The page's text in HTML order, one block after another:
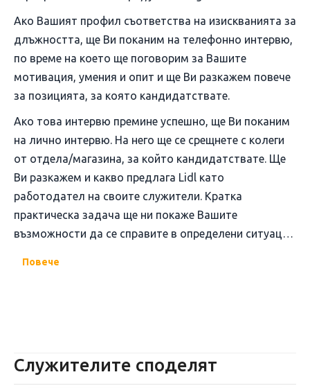
Ако Вашият профил съответства на изискванията за
длъжността, ще Ви поканим на телефонно интервю,
по време на което ще поговорим за Вашите
мотивация, умения и опит и ще Ви разкажем повече
за позицията, за която кандидатствате.
Ако това интервю премине успешно, ще Ви поканим
на лично интервю. На него ще се срещнете с колеги
от отдела/магазина, за който кандидатствате. Ще
Ви разкажем и какво предлага Lidl като
работодател на своите служители. Кратка
практическа задача ще ни покаже Вашите
възможности да се справите в определени ситуации
Повече
Служителите споделят